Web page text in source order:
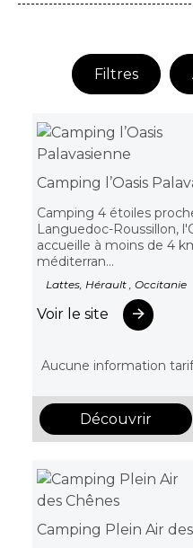
Filtres
Camping l’Oasis
Camping 4 étoiles
Languedoc-Roussillon,
accueille à moins de 4
méditerran...
Lattes, Hérault , Occitanie
Voir le site
Aucune information
Découvrir
Camping Plein Air